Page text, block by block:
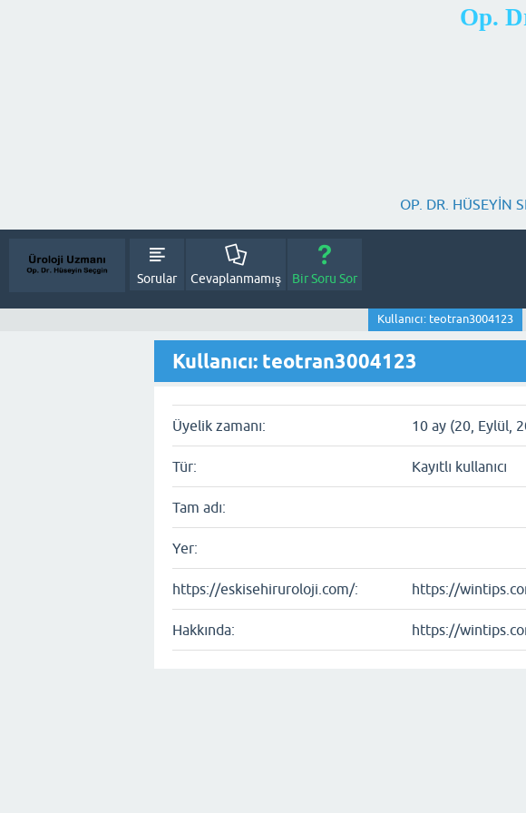
Op.
OP. DR. HÜSEYİN
Sorular Cevaplanmamış Bir Soru Sor
Kullanıcı: teotran3004123
Kullanıcı: teotran3004123
Üyelik zamanı: 10 ay (20, Eylül,
Tür: Kayıtlı kullanıcı
Tam adı:
Yer:
https://eskisehiruroloji.com/: https://
Hakkında: https://